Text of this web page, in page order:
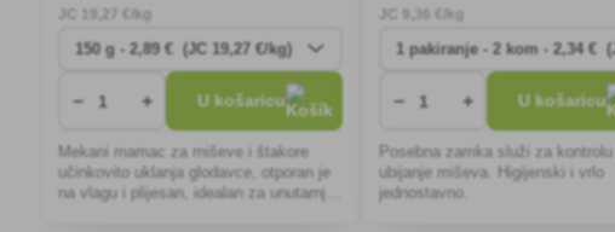
,27 €/kg
− + U košaricu
Mekani mamac za miševe i štakore
učinkovito uklanja glodavce, otporan je
na vlagu i plijesan, idealan za unutarnje i
,36 €/kg
− + U košaricu
Posebna zamka služi za kontrolu i
ubijanje miševa. Higijenski i vrlo
jednostavno.